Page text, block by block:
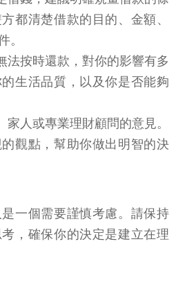
都清楚借款的目的、金額、
。
法按時還款，對你的影響有多
生活品質，以及你是否能夠
家人或專業理財顧問的意見。
觀點，幫助你做出明智的決
一個需要謹慎考慮。請保持
，確保你的決定是建立在理